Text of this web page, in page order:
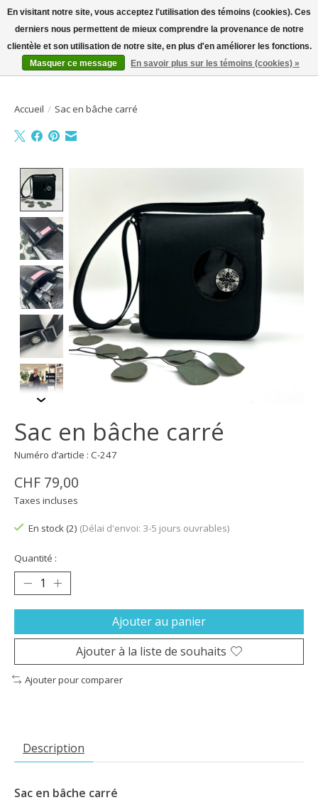
Bienvenue sur la boutique en ligne
Liste dePanier
Accueil / Sac en bâche carré
Sac en bâche carré
Numéro d’article : C-247
CHF 79,00
Taxes incluses
En stock (2) (Délai d'envoi: 3-5 jours ouvrables)
Quantité :
Ajouter au panier
Ajouter à la liste de souhaits
Ajouter pour comparer
Description
Sac en bâche carré
En visitant notre site, vous acceptez l'utilisation des témoins (cookies). Ces
derniers nous permettent de mieux comprendre la provenance de notre
clientèle et son utilisation de notre site, en plus d'en améliorer les fonctions.
Masquer ce message
En savoir plus sur les témoins (cookies) »